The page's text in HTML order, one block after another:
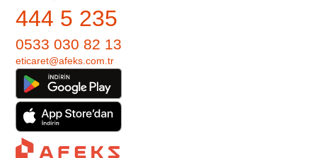
444 5 235
0533 030 82 13
eticaret@afeks.com.tr